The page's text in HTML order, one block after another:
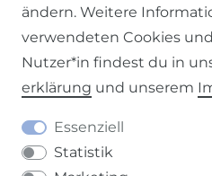
SOZIALE
SICHERE ZAHLUNGSARTEN
ändern. Weitere
verwendeten Cookies
Nutzer*in findest du in
erklärung und unserem
Essenziell
Statistik